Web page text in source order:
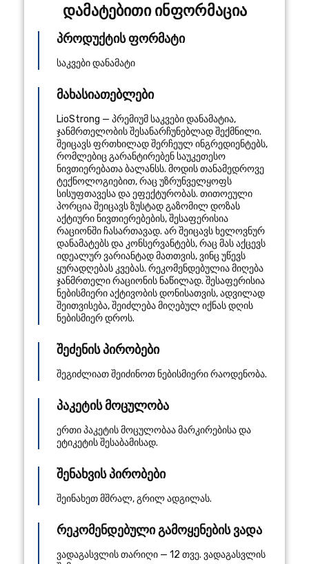
დამატებითი ინფორმაცია
პროდუქტის ფორმატი
საკვები დანამატი
მახასიათებლები
LioStrong — პრემიუმ საკვები დანამატია,
ჯანმრთელობის შესანარჩუნებლად შექმნილი.
შეიცავს ფრთხილად შერჩეულ ინგრედიენტებს,
რომლებიც გარანტირებენ საუკეთესო
ნივთიერებათა ბალანსს. მოდის თანამედროვე
ტექნოლოგიებით, რაც უზრუნველყოფს
სისუფთავესა და ეფექტურობას. თითოეული
პორცია შეიცავს ზუსტად გაზომილ დოზას
აქტიური ნივთიერებების, შესაფერისია
რაციონში ჩასართავად. არ შეიცავს ხელოვნურ
დანამატებს და კონსერვანტებს, რაც მას აქცევს
იდეალურ ვარიანტად მათთვის, ვინც უწევს
ყურადღებას კვებას. რეკომენდებულია მიღება
ჯანმრთელი რაციონის ნაწილად. შესაფერისია
ნებისმიერი აქტივობის დონისათვის, ადვილად
შეითვისება, შეიძლება მიღებულ იქნას დღის
ნებისმიერ დროს.
შეძენის პირობები
შეგიძლიათ შეიძინოთ ნებისმიერი რაოდენობა.
პაკეტის მოცულობა
ერთი პაკეტის მოცულობაა მარკირებისა და
ეტიკეტის შესაბამისად.
შენახვის პირობები
შეინახეთ მშრალ, გრილ ადგილას.
რეკომენდებული გამოყენების ვადა
ვადაგასვლის თარიღი — 12 თვე. ვადაგასვლის